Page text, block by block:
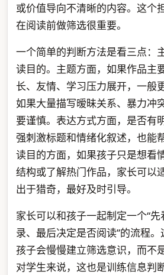
或价值导向不清晰的内容。这个
在阅读前做筛选很重要。
一个简单的判断方法是看三点：
读目的。主题方面，如果作品主
长、友情、学习压力展开，一般
如果大量描写暧昧关系、暴力冲
要谨慎。表达方式方面，是否有
强刺激标题和情绪化叙述，也能
读目的方面，如果孩子只是想看
结构或了解热门作品，家长可以
出于猎奇，最好及时引导。
家长可以和孩子一起制定一个“
录、最后决定是否阅读”的流程。
孩子会慢慢建立筛选意识，而不
对学生来说，这也是训练信息判